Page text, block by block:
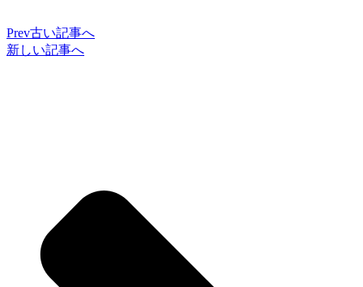
Prev古い記事へ
新しい記事へ